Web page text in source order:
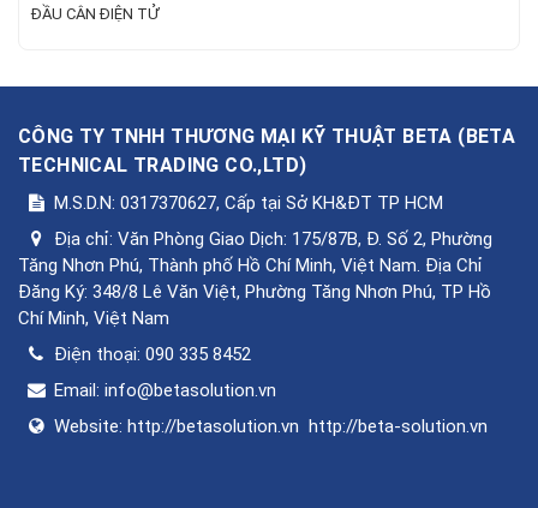
ĐẦU CÂN ĐIỆN TỬ
CÔNG TY TNHH THƯƠNG MẠI KỸ THUẬT BETA (BETA
TECHNICAL TRADING CO.,LTD)
M.S.D.N: 0317370627, Cấp tại Sở KH&ĐT TP HCM
Địa chỉ: Văn Phòng Giao Dịch: 175/87B, Đ. Số 2, Phường
Tăng Nhơn Phú, Thành phố Hồ Chí Minh, Việt Nam. Địa Chỉ
Đăng Ký: 348/8 Lê Văn Việt, Phường Tăng Nhơn Phú, TP Hồ
Chí Minh, Việt Nam
Điện thoại: 090 335 8452
Email: info@betasolution.vn
Website: http://betasolution.vn http://beta-solution.vn